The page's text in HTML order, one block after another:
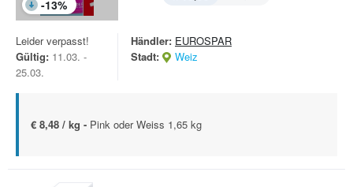
-13%
Leider verpasst!
Gültig: 11.03. -
25.03.
Händler: EUROSPAR
Stadt:
Weiz
€ 8,48 / kg - Pink oder Weiss 1,65 kg